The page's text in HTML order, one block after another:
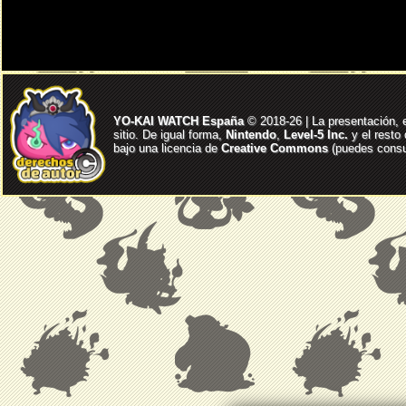
YO-KAI WATCH España© 2018-26 | La presentación,
sitio. De igual forma, Nintendo, Level-5 Inc. y el resto
bajo una licencia deCreative Commons(puedes